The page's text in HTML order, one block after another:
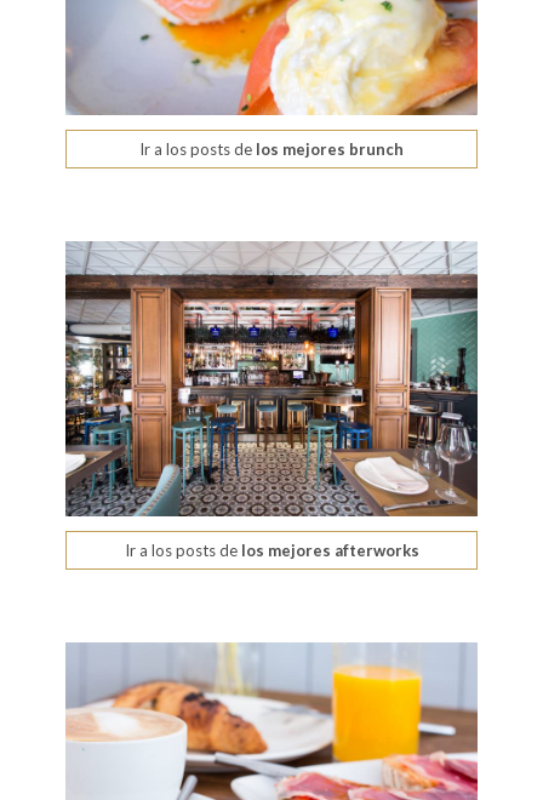
Ir a los posts de los mejores brunch
Ir a los posts delos mejores afterworks